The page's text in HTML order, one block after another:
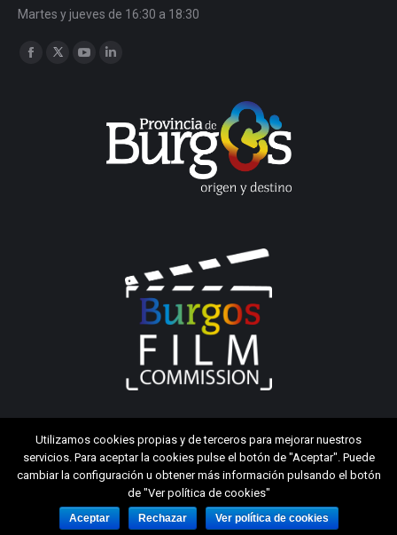
Martes y jueves de 16:30 a 18:30
Encuéntranos en:
Aviso legal|Política de cookies
Utilizamos cookies propias y de terceros para mejorar nuestros
servicios. Para aceptar la cookies pulse el botón de "Aceptar". Puede
cambiar la configuración u obtener más información pulsando el botón
de "Ver política de cookies"
Aceptar Rechazar Ver política de cookies